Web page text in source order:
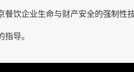
饮企业生命与财产安全的强制性
导。